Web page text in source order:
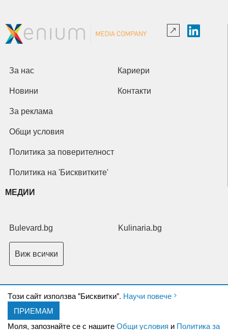
Tози сайт използва "Бисквитки". Научи повече
ПРИЕМАМ
Моля, запознайте се с нашитеОбщи условия и Политика за
За нас Кариери
Новини Контакти
За реклама
Общи условия
Политика за поверителност
Политика на 'Бисквитките'
МЕДИИ
Bulevard.bg Kulinaria.bg
Виж всички
Copyright © 2026 Ксениум ООД. Всички права запазени.